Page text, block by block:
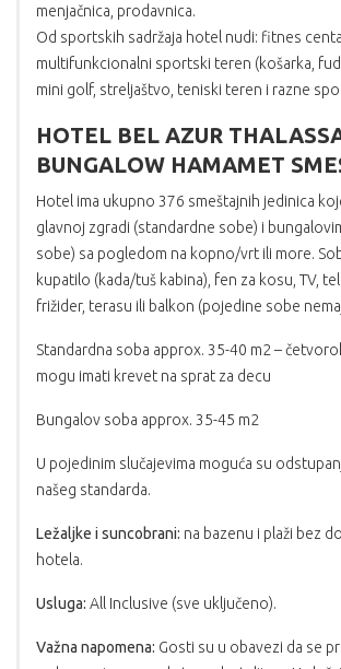
menjačnica, prodavnica.
Od sportskih sadržaja hotel nudi: fitnes
multifunkcionalni sportski teren (košarka,
mini golf, streljaštvo, teniski teren i razne
HOTEL BEL AZUR
BUNGALOW HAMAMET
Hotel ima ukupno 376 smeštajnih jedinica
glavnoj zgradi (standardne sobe) i
sobe) sa pogledom na kopno/vrt ili more.
kupatilo (kada/tuš kabina), fen za kosu, TV,
frižider, terasu ili balkon (pojedine sobe
Standardna soba approx. 35-40 m2 –
mogu imati krevet na sprat za decu
Bungalov soba approx. 35-45 m2
U pojedinim slučajevima moguća su
našeg standarda.
Ležaljke i suncobrani: na bazenu i plaži bez
hotela.
Usluga: All Inclusive (sve uključeno).
Važna napomena: Gosti su u obavezi da se